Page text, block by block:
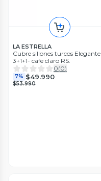
LA ESTRELLA
Cubre sillones turcos Elegante
3+1+1- cafe claro RS.
0(0)
7% $49.990
$53.990